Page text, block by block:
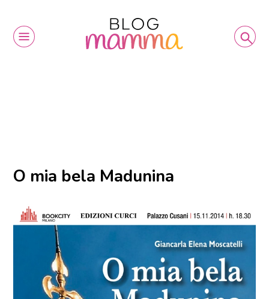
O mia bela Madunina